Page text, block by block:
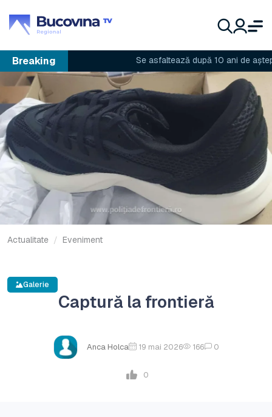
Breaking Se asfaltează după 10 ani de așteptare
Actualitate Eveniment
Galerie
Captură la frontieră
Anca Holca 19 mai 2026 166 0
0